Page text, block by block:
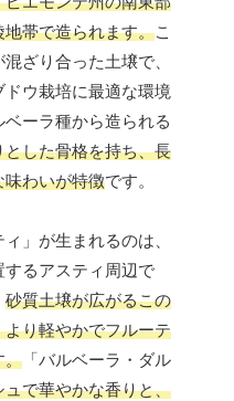
帯で造られます。こ
ざり合った土壌で、
ウ栽培に最適な環境
ーラ種から造られる
した骨格を持ち、長
味わいが特徴です。
」が生まれるのは、
するアスティ周辺で
砂質土壌が広がるこの
り軽やかでフルーテ
。 「バルベーラ・ダル
ュで華やかな香りと、